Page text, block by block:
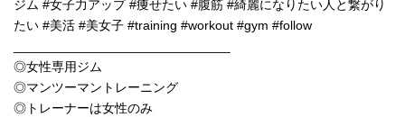
ジム #女子力アップ #痩せたい #腹筋 #綺麗になりたい人と繋がり
たい #美活 #美女子 #training #workout #gym #follow
◎女性専用ジム
◎マンツーマントレーニング
◎トレーナーは女性のみ